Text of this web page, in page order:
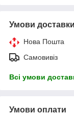
Умови доставки
Нова Пошта
Самовивіз
Всі умови
Умови оплати